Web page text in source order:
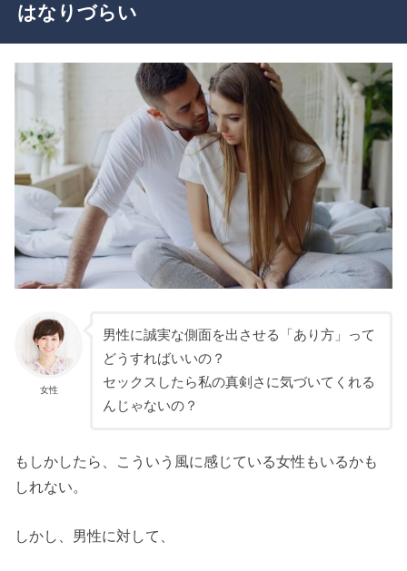
はなりづらい
女性
男性に誠実な側面を出させる「あり方」って
どうすればいいの？
セックスしたら私の真剣さに気づいてくれる
んじゃないの？
もしかしたら、こういう風に感じている女性もいるかも
しれない。
しかし、男性に対して、